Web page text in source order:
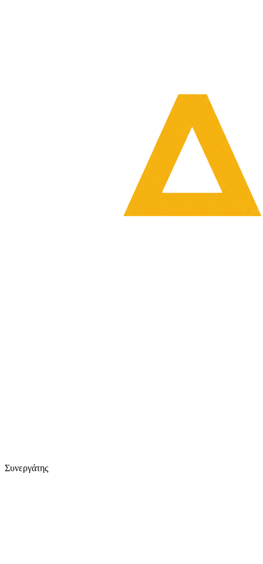
Συνεργάτης